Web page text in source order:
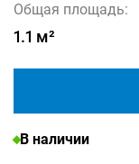
Общая площадь:
1.1 м²
В наличии